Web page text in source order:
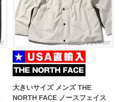
大きいサイズ メンズ THE
NORTH FACE ノースフェイス